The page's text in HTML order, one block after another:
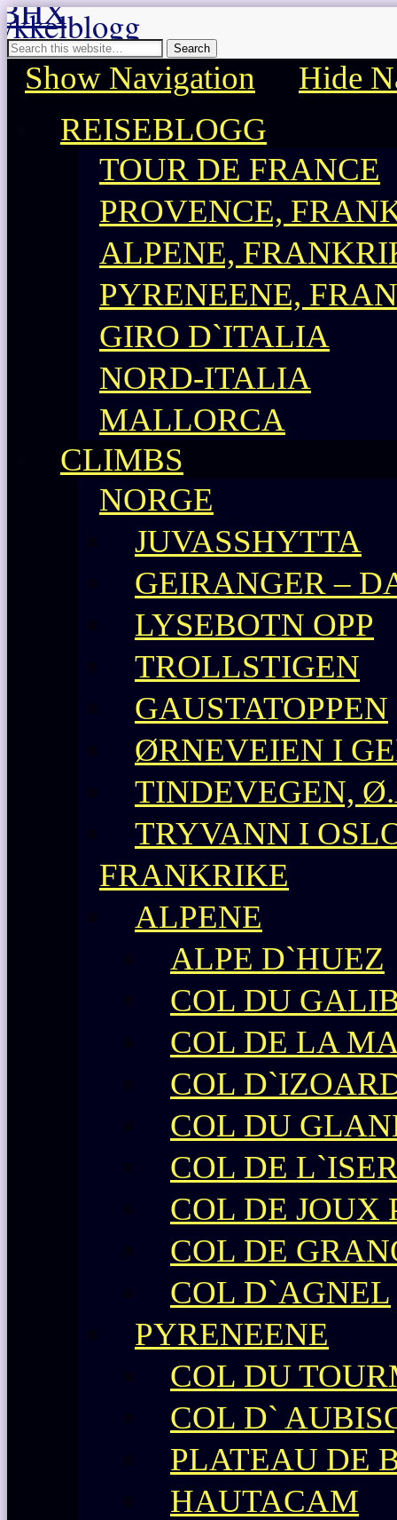
BHX sykkelblogg
Sykkelblogg for mosjonister!
Show Navigation
Hide
REISEBLOGG
TOUR DE FRANCE
PROVENCE,
ALPENE,
PYRENEENE,
GIRO D`ITALIA
NORD-ITALIA
MALLORCA
CLIMBS
NORGE
JUVASSHYTTA
GEIRANGER –
LYSEBOTN OPP
TROLLSTIGEN
GAUSTATOPPEN
ØRNEVEIEN I
TINDEVEGEN,
TRYVANN I
FRANKRIKE
ALPENE
ALPE D`HUEZ
COL DU
COL DE LA
COL
COL DU
COL DE
COL DE JOUX
COL DE
COL D`AGNEL
PYRENEENE
COL DU
COL D`
PLATEAU DE
HAUTACAM